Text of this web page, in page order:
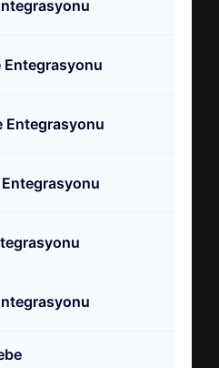
Entegrasyonu
Entegrasyonu